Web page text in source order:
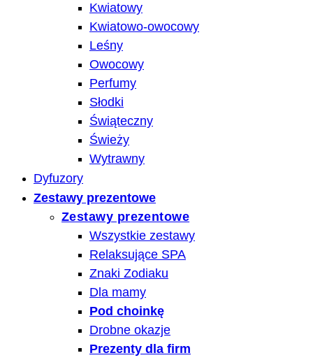
Kwiatowy
Kwiatowo-owocowy
Leśny
Owocowy
Perfumy
Słodki
Świąteczny
Świeży
Wytrawny
Dyfuzory
Zestawy prezentowe
Zestawy prezentowe
Wszystkie zestawy
Relaksujące SPA
Znaki Zodiaku
Dla mamy
Pod choinkę
Drobne okazje
Prezenty dla firm